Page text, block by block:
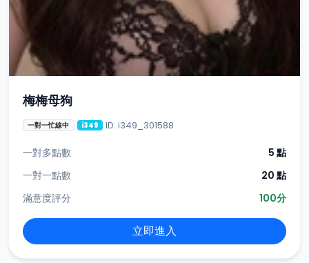
梅梅母狗
一對一忙線中 i349 ID: i349_301588
一對多點數
5 點
一對一點數
20 點
滿意度評分
100分
立即進入